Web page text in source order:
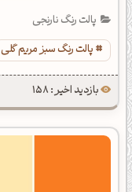
پالت رنگ نارنجی
پالت رنگ سبز مریم گلی
بازدید اخیر : 158